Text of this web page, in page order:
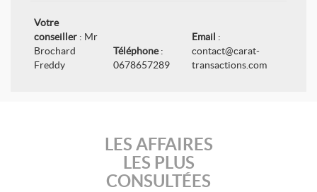
Votre
conseiller : Mr
Brochard
Freddy
Téléphone:
0678657289
Email :
contact@carat-
transactions.com
LES AFFAIRES
LES PLUS
CONSULTÉES